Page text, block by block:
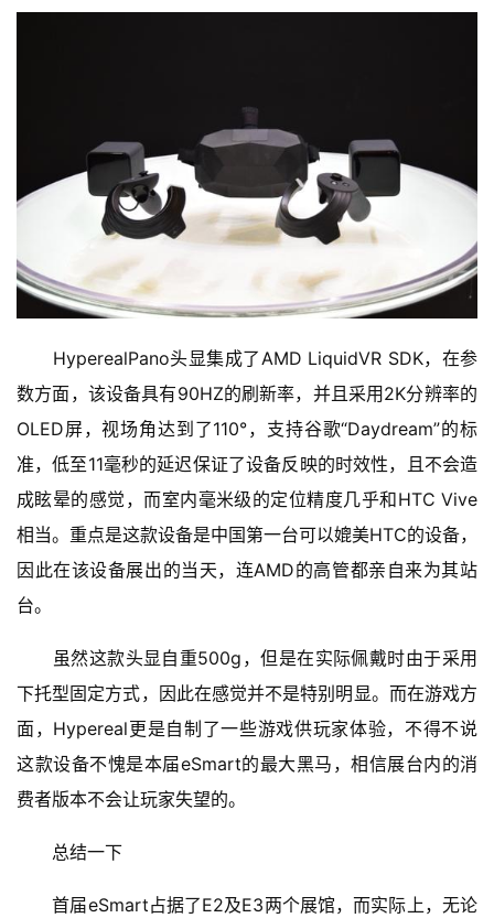
HyperealPano头显集成了AMD LiquidVR SDK，在参
数方面，该设备具有90HZ的刷新率，并且采用2K分辨率的
OLED屏，视场角达到了110°，支持谷歌“Daydream”的标
准，低至11毫秒的延迟保证了设备反映的时效性，且不会造
成眩晕的感觉，而室内毫米级的定位精度几乎和HTC Vive
相当。重点是这款设备是中国第一台可以媲美HTC的设备，
因此在该设备展出的当天，连AMD的高管都亲自来为其站
台。
虽然这款头显自重500g，但是在实际佩戴时由于采用
下托型固定方式，因此在感觉并不是特别明显。而在游戏方
面，Hypereal更是自制了一些游戏供玩家体验，不得不说
这款设备不愧是本届eSmart的最大黑马，相信展台内的消
费者版本不会让玩家失望的。
总结一下
首届eSmart占据了E2及E3两个展馆，而实际上，无论